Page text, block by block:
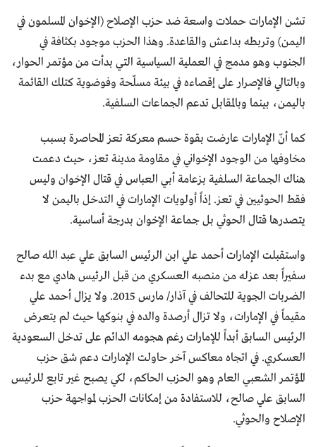
تشن الإمارات حملات واسعة ضد حزب الإصلاح (الإخوان المسلمون في
اليمن) وتربطه بداعش والقاعدة. وهذا الحزب موجود بكثافة في
الجنوب وهو مدمج في العملية السياسية التي بدأت من مؤتمر الحوار،
وبالتالي فالإصرار على إقصاءه في بيئة مسلّحة وفوضوية كتلك القائمة
باليمن، بينما وبالمقابل تدعم الجماعات السلفية.
كما أنّ الإمارات عارضت بقوة حسم معركة تعز المحاصرة بسبب
مخاوفها من الوجود الإخواني في مقاومة مدينة تعز، حيث دعمت
هناك الجماعة السلفية بزعامة أبي العباس في قتال الإخوان وليس
فقط الحوثيين في تعز. إذاً أولويات الإمارات في التدخل باليمن لا
يتصدرها قتال الحوثي بل جماعة الإخوان بدرجة أساسية.
واستقبلت الإمارات أحمد علي ابن الرئيس السابق علي عبد الله صالح
سفيراً بعد عزله من منصبه العسكري من قبل الرئيس هادي مع بدء
الضربات الجوية للتحالف في آذار/ مارس 2015. ولا يزال أحمد علي
مقيماً في الإمارات، ولا تزال أرصدة والده في بنوكها حيث لم يتعرض
الرئيس السابق أبداً للإمارات رغم هجومه الدائم على تدخل السعودية
العسكري. في اتجاه معاكس آخر حاولت الإمارات دعم شق حزب
المؤتمر الشعبي العام وهو الحزب الحاكم، لكي يصبح غير تابع للرئيس
السابق علي صالح، للاستفادة من إمكانات الحزب لمواجهة حزب
الإصلاح والحوثي.